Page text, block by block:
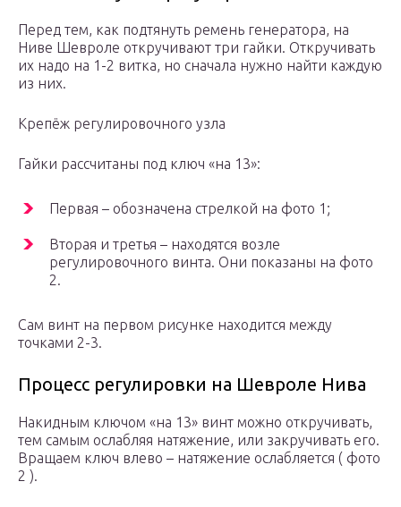
Перед тем, как подтянуть ремень генератора, на
Ниве Шевроле откручивают три гайки. Откручивать
их надо на 1-2 витка, но сначала нужно найти каждую
из них.
Крепёж регулировочного узла
Гайки рассчитаны под ключ «на 13»:
Первая – обозначена стрелкой на фото 1;
Вторая и третья – находятся возле
регулировочного винта. Они показаны на фото
2.
Сам винт на первом рисунке находится между
точками 2-3.
Процесс регулировки на Шевроле Нива
Накидным ключом «на 13» винт можно откручивать,
тем самым ослабляя натяжение, или закручивать его.
Вращаем ключ влево – натяжение ослабляется ( фото
2 ).